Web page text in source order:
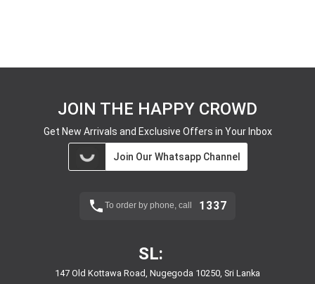
JOIN THE HAPPY CROWD
Get New Arrivals and Exclusive Offers in Your Inbox
Join Our Whatsapp Channel
To order by phone, call 1337
SL:
147 Old Kottawa Road, Nugegoda 10250, Sri Lanka